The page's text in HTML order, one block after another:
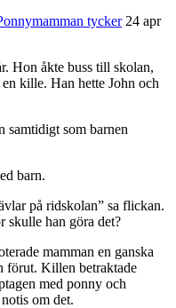
tycker 24 apr
Hon åkte buss till skolan,
kille. Han hette John och
samtidigt som barnen
barn.
på ridskolan” sa flickan.
skulle han göra det?
mamman en ganska
förut. Killen betraktade
med ponny och
om det.